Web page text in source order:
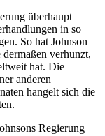
überhaupt
in so
So hat Johnson
verhunzt,
hat. Die
anderen
hangelt sich die
Regierung